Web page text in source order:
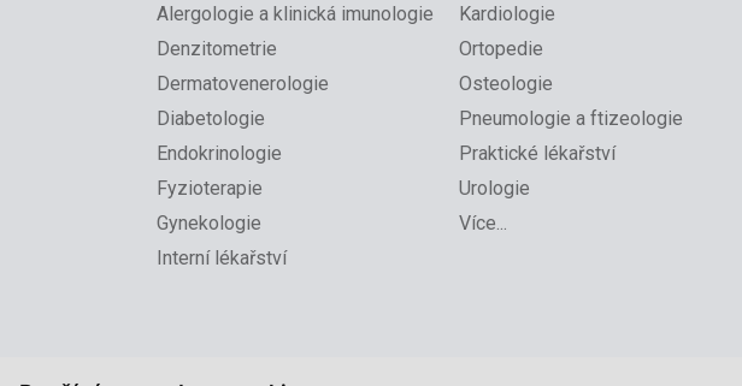
Alergologie a klinická imunologie
Denzitometrie
Dermatovenerologie
Diabetologie
Endokrinologie
Fyzioterapie
Gynekologie
Interní lékařství
Kardiologie
Ortopedie
Osteologie
Pneumologie a ftizeologie
Praktické lékařství
Urologie
Více...